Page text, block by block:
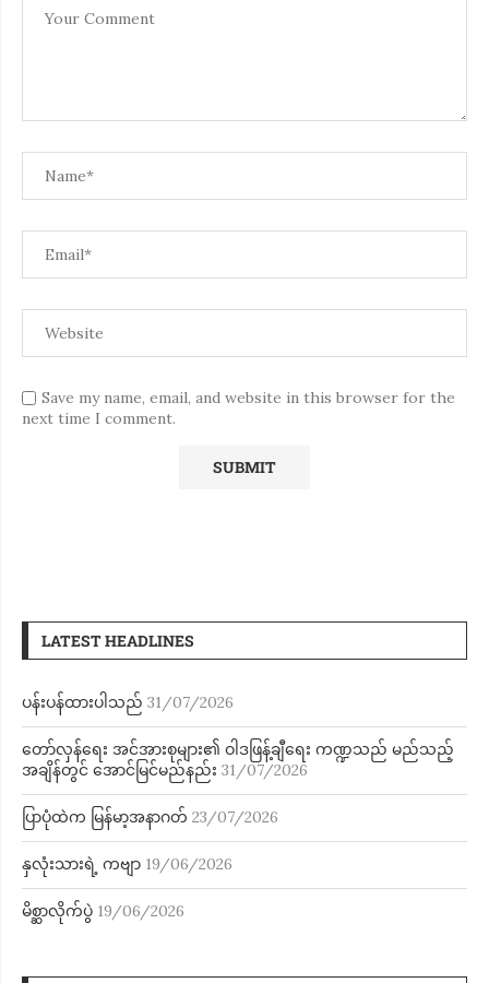
Save my name, email, and website in this browser for the
next time I comment.
LATEST HEADLINES
ပန်းပန်ထားပါသည် 31/07/2026
တော်လှန်ရေး အင်အားစုများ၏ ဝါဒဖြန့်ချီရေး ကဏ္ဍသည် မည်သည့်
အချိန်တွင် အောင်မြင်မည်နည်း 31/07/2026
ပြာပုံထဲက မြန်မာ့အနာဂတ် 23/07/2026
နှလုံးသားရဲ့ ကဗျာ 19/06/2026
မိစ္ဆာလိုက်ပွဲ 19/06/2026